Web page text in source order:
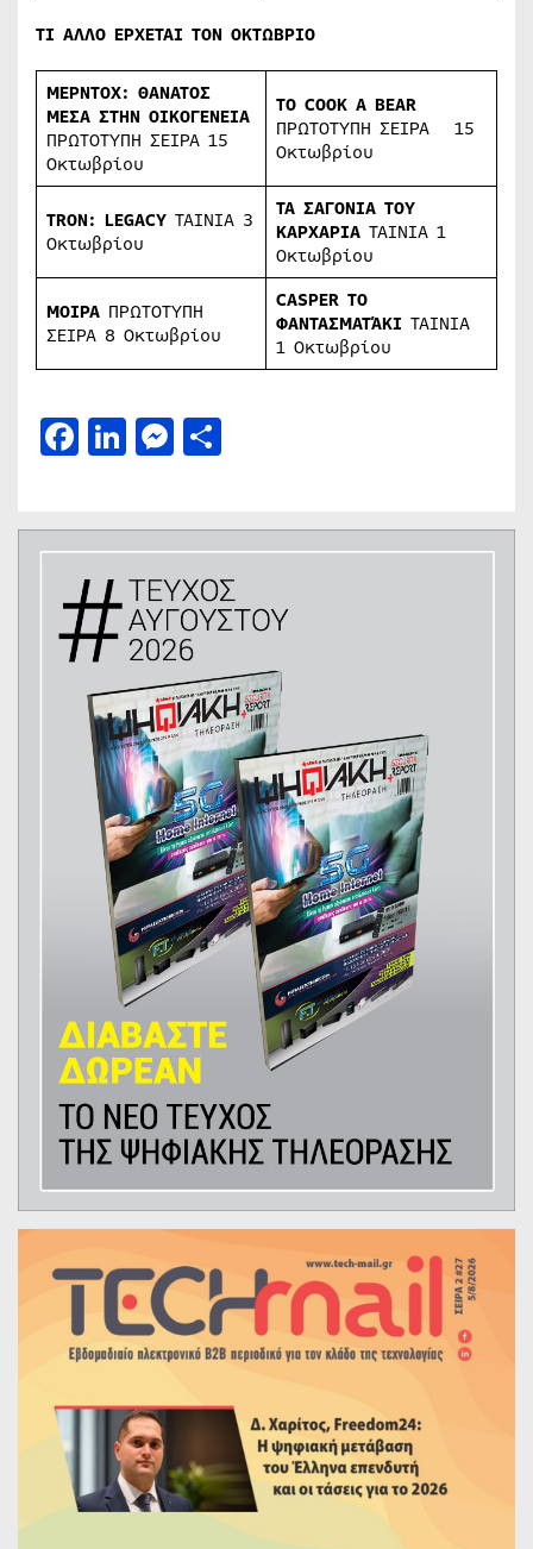
ΤΙ ΑΛΛΟ ΕΡΧΕΤΑΙ ΤΟΝ ΟΚΤΩΒΡΙΟ
ΜΕΡΝΤΟΧ: ΘΑΝΑΤΟΣ
ΜΕΣΑ ΣΤΗΝ ΟΙΚΟΓΕΝΕΙΑ
ΠΡΩΤΟΤΥΠΗ ΣΕΙΡΑ 15
Οκτωβρίου
TO COOK A BEAR
ΠΡΩΤΟΤΥΠΗ ΣΕΙΡΑ
15
Οκτωβρίου
TRON: LEGACY ΤΑΙΝΙΑ 3
Οκτωβρίου
ΤΑ ΣΑΓΟΝΙΑ ΤΟΥ
ΚΑΡΧΑΡΙΑ ΤΑΙΝΙΑ 1
Οκτωβρίου
ΜΟΙΡΑ ΠΡΩΤΟΤΥΠΗ
ΣΕΙΡΑ 8 Οκτωβρίου
CASPER ΤΟ
ΦΑΝΤΑΣΜΑΤΆΚΙ ΤΑΙΝΙΑ
1 Οκτωβρίου
Facebook
LinkedIn
Messenger